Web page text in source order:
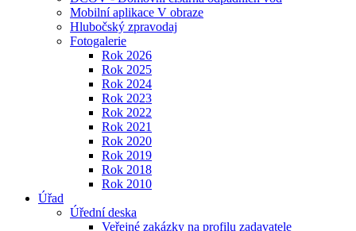
Mobilní aplikace V obraze
Hlubočský zpravodaj
Fotogalerie
Rok 2026
Rok 2025
Rok 2024
Rok 2023
Rok 2022
Rok 2021
Rok 2020
Rok 2019
Rok 2018
Rok 2010
Úřad
Úřední deska
Veřejné zakázky na profilu zadavatele